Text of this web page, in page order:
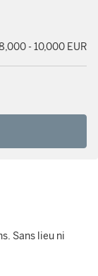
- 10,000 EUR
Sans lieu ni